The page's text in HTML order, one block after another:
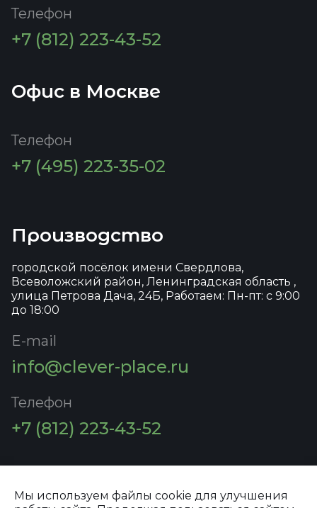
Телефон
+7 (812) 223-43-52
Офис в Москве
Телефон
+7 (495) 223-35-02
Производство
городской посёлок имени Свердлова,
Всеволожский район, Ленинградская область ,
улица Петрова Дача, 24Б, Работаем: Пн-пт: с 9:00
до 18:00
E-mail
info@clever-place.ru
Телефон
+7 (812) 223-43-52
Мы используем файлы cookie для улучшения